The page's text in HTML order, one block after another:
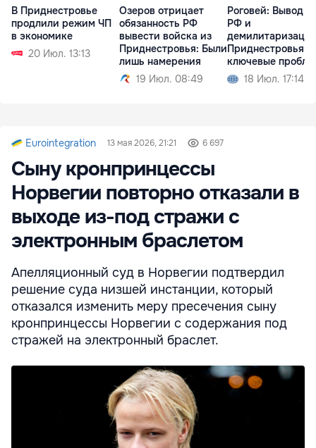
В Приднестровье
продлили режим ЧП
в экономике
20 Июл. 13:13
Озеров отрицает
обязанность РФ
вывести войска из
Приднестровья: Были
лишь намерения
19 Июл. 08:49
Роговей: Вывод
РФ и
демилитаризация
Приднестровья -
ключевые
18 Июл. 17:14
Eurointegration 13 мая 2026, 21:21 6 697
Сыну кронпринцессы
Норвегии повторно отказали в
выходе из-под стражи с
электронным браслетом
Апелляционный суд в Норвегии подтвердил
решение суда низшей инстанции, который
отказался изменить меру пресечения сыну
кронпринцессы Норвегии с содержания под
стражей на электронный браслет.